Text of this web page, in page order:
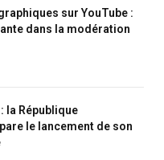
sur YouTube :
dans la modération
la République
le lancement de son